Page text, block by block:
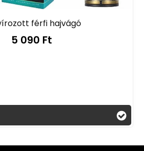
férfi hajvágó
5 090 Ft